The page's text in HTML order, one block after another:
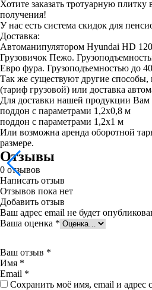
Хотите заказать тротуарную
получения!
У нас есть система скидок для
Доставка:
Автоманипулятором Hyundai HD
Грузовичок Пежо.
Евро фура. Грузоподъемностью до
Так же существуют другие
(тариф грузовой) или доставка
Для доставки нашей продукции
поддон с параметрами 1,2х0,8 м
поддон с параметрами 1,2х1 м
Или возможна аренда оборотной
размере.
Отзывы
0 отзывов
Написать отзыв
Отзывов пока нет
Добавить отзыв
Ваш адрес email не будет
Ваша оценка *
Ваш отзыв *
Имя *
Email *
Сохранить моё имя, email и адрес